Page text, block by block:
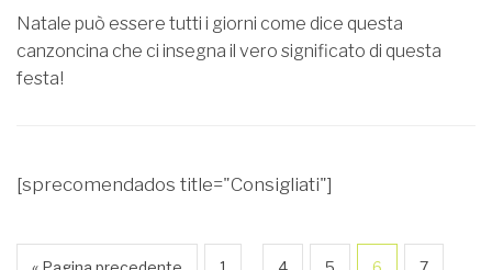
Natale può essere tutti i giorni come dice questa
canzoncina che ci insegna il vero significato di questa
festa!
[sprecomendados title="Consigliati"]